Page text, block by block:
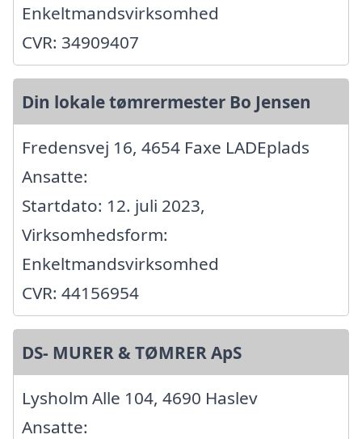
Enkeltmandsvirksomhed
CVR: 34909407
Din lokale tømrermester Bo Jensen
Fredensvej 16, 4654 Faxe LADEplads
Ansatte:
Startdato: 12. juli 2023,
Virksomhedsform:
Enkeltmandsvirksomhed
CVR: 44156954
DS- MURER & TØMRER ApS
Lysholm Alle 104, 4690 Haslev
Ansatte: